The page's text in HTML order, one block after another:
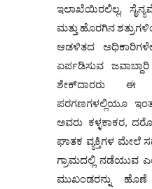
ಇಲಾಖೆಯಿರಲಿಲ್ಲ.
ಮತ್ತು ಹೊರಗಿನ
ಆಡಳಿತದ ಅಧಿಕಾರಿಗಳೇ
ಏರ್ಪಡಿಸುವ ಜವಾಬ್ದಾರಿ
ಶೇಕ್‌ದಾರರು ಈ
ಪರಗಣಗಳಲ್ಲಿಯೂ
ಅವರು ಕಳ್ಳಕಾಕರ,
ಘಾತಕ ವ್ಯಕ್ತಿಗಳ ಮೇಲೆ
ಗ್ರಾಮದಲ್ಲಿ ನಡೆಯುವ
ಮುಖಂಡರನ್ನು ಹೊಣೆ